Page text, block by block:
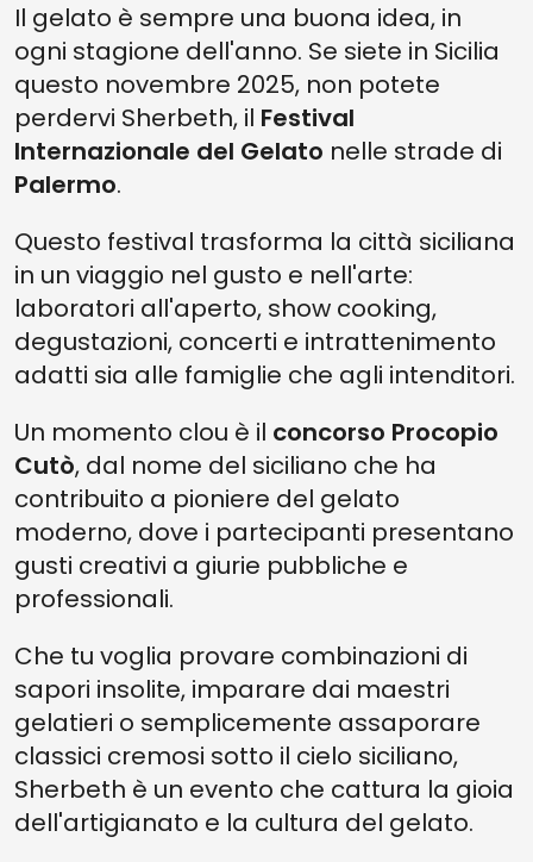
Il gelato è sempre una buona idea, in
ogni stagione dell'anno. Se siete in Sicilia
questo novembre 2025, non potete
perdervi Sherbeth, il Festival
Internazionale del Gelato nelle strade di
Palermo.
Questo festival trasforma la città siciliana
in un viaggio nel gusto e nell'arte:
laboratori all'aperto, show cooking,
degustazioni, concerti e intrattenimento
adatti sia alle famiglie che agli intenditori.
Un momento clou è il concorso Procopio
Cutò, dal nome del siciliano che ha
contribuito a pioniere del gelato
moderno, dove i partecipanti presentano
gusti creativi a giurie pubbliche e
professionali.
Che tu voglia provare combinazioni di
sapori insolite, imparare dai maestri
gelatieri o semplicemente assaporare
classici cremosi sotto il cielo siciliano,
Sherbeth è un evento che cattura la gioia
dell'artigianato e la cultura del gelato.